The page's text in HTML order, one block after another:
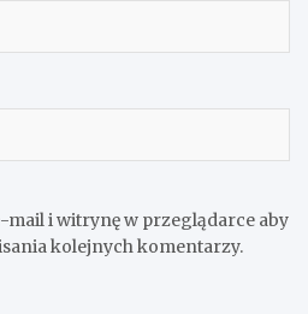
mail i witrynę w przeglądarce aby
kolejnych komentarzy.